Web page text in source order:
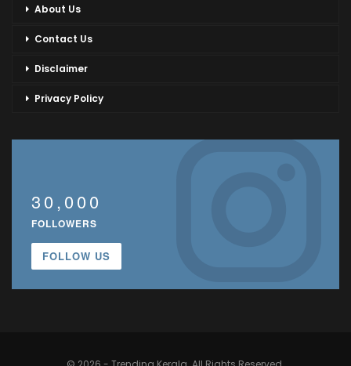
About Us
Contact Us
Disclaimer
Privacy Policy
30,000
FOLLOWERS
FOLLOW US